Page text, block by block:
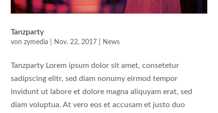
Tanzparty
vonzymedia Nov. 22, 2017 News
Tanzparty Lorem ipsum dolor sit amet, consetetur
sadipscing elitr, sed diam nonumy eirmod tempor
invidunt ut labore et dolore magna aliquyam erat, sed
diam voluptua. At vero eos et accusam et justo duo